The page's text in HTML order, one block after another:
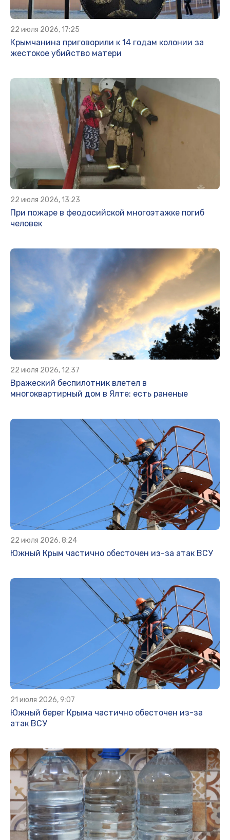
22 июля 2026, 17:25
Крымчанина приговорили к 14 годам колонии за
жестокое убийство матери
22 июля 2026, 13:23
При пожаре в феодосийской многоэтажке погиб
человек
22 июля 2026, 12:37
Вражеский беспилотник влетел в
многоквартирный дом в Ялте: есть раненые
22 июля 2026, 8:24
Южный Крым частично обесточен из-за атак ВСУ
21 июля 2026, 9:07
Южный берег Крыма частично обесточен из-за
атак ВСУ